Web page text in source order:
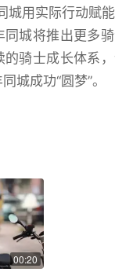
城用实际行动赋
同城将推出更多
的骑士成长体系
城成功“圆梦”。
00:20